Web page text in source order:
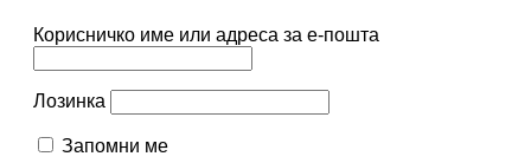
Корисничко име или адреса за е-пошта
Лозинка
Запомни ме